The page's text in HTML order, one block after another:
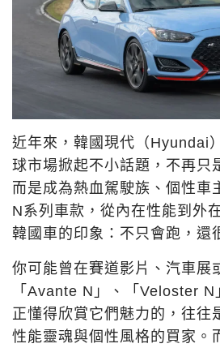
近年來，韓國現代（Hyundai
球市場掀起不小話題，不再只
而是成為熱血駕駛族、個性車
N系列車款，從內在性能到外
韓國車的印象：不只會跑，還
你可能曾在賽道影片、汽車展
「Avante N」、「Veloster
正懂得欣賞它們魅力的，往往
性能靈魂與個性風格的買家。